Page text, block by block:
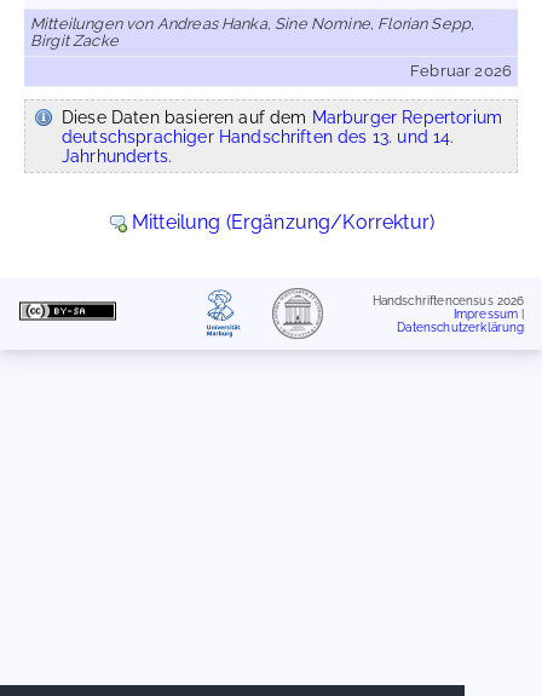
Mitteilungen von Andreas Hanka, Sine Nomine, Florian Sepp,
Birgit Zacke
Februar 2026
Diese Daten basieren auf dem Marburger Repertorium
deutschsprachiger Handschriften des 13. und 14.
Jahrhunderts.
Mitteilung (Ergänzung/Korrektur)
Handschriftencensus 2026
Impressum
Datenschutzerklärung